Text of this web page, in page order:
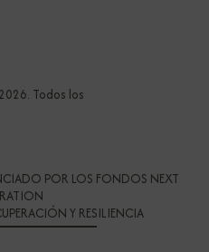
Todos los
POR LOS FONDOS NEXT
Y RESILIENCIA